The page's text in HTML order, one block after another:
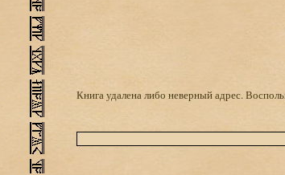
Книга удалена либо неверный адрес.